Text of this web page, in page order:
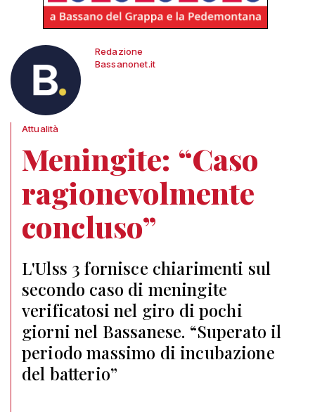
Redazione
Bassanonet.it
Attualità
Meningite: “Caso
ragionevolmente
concluso”
L'Ulss 3 fornisce chiarimenti sul
secondo caso di meningite
verificatosi nel giro di pochi
giorni nel Bassanese. “Superato il
periodo massimo di incubazione
del batterio”